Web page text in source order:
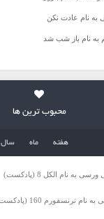
به نام عادت نکن
به نام باز شب شد
محبوب ترین ها
هفته ماه سال
به نام الکل 8 (پادکست)
ترنسفورم 160 (پادکست)